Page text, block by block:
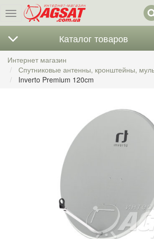
Меню
Каталог товаров
Интернет магазин
Спутниковые антенны, кронштейны,
Inverto Premium 120cm